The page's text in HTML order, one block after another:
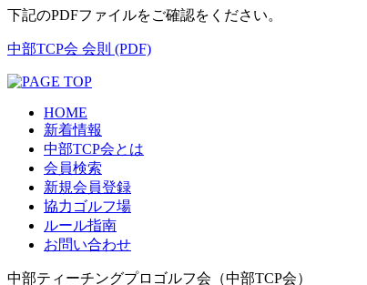
下記のPDFファイルをご確認をください。
中部TCP会 会則 (PDF)
HOME
新着情報
中部TCP会とは
会員検索
新規会員登録
協力ゴルフ場
ルール指南
お問い合わせ
中部ティーチングプロゴルフ会（中部TCP会）